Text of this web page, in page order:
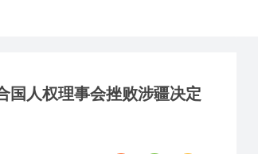
人权理事会挫败涉疆决定